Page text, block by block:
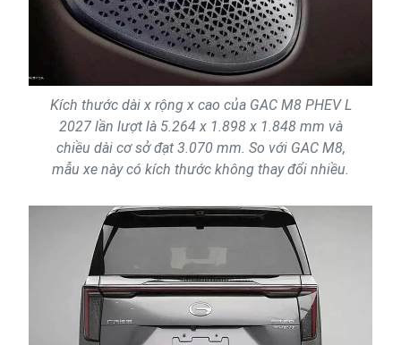
Kích thước dài x rộng x cao của GAC M8 PHEV L
2027 lần lượt là 5.264 x 1.898 x 1.848 mm và
chiều dài cơ sở đạt 3.070 mm. So với GAC M8,
mẫu xe này có kích thước không thay đổi nhiều.